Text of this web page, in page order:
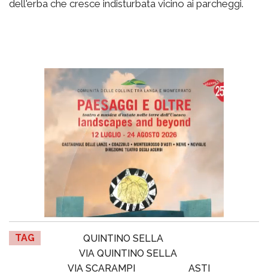
dell'erba che cresce indisturbata vicino ai parcheggi.
TAG
QUINTINO SELLA
VIA QUINTINO SELLA
VIA SCARAMPI
ASTI